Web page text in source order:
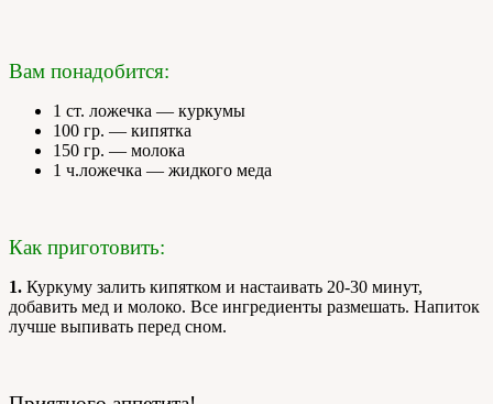
Вам понадобится:
1 ст. ложечка — куркумы
100 гр. — кипятка
150 гр. — молока
1 ч.ложечка — жидкого меда
Как приготовить:
1. Куркуму залить кипятком и настаивать 20-30 минут,
добавить мед и молоко. Все ингредиенты размешать. Напиток
лучше выпивать перед сном.